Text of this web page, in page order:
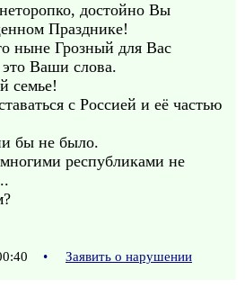
достойно Вы
Празднике!
ныне Грозный для Вас
Ваши слова.
семье!
с Россией и её частью
бы не было.
республиками не
• Заявить о нарушении